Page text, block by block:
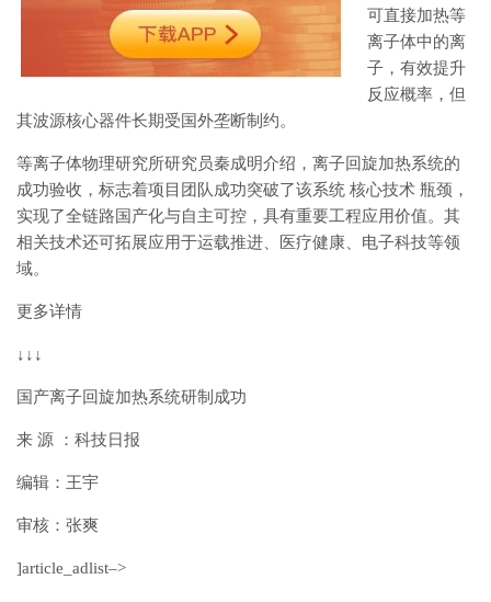
可直接加热等
离子体中的离
子，有效提升
反应概率，但
其波源核心器件长期受国外垄断制约。
等离子体物理研究所研究员秦成明介绍，离子回旋加热系统的
成功验收，标志着项目团队成功突破了该系统 核心技术 瓶颈，
实现了全链路国产化与自主可控，具有重要工程应用价值。其
相关技术还可拓展应用于运载推进、医疗健康、电子科技等领
域。
更多详情
↓↓↓
国产离子回旋加热系统研制成功
来 源 ：科技日报
编辑：王宇
审核：张爽
]article_adlist–>